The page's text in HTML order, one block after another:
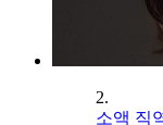
2.
소액 직